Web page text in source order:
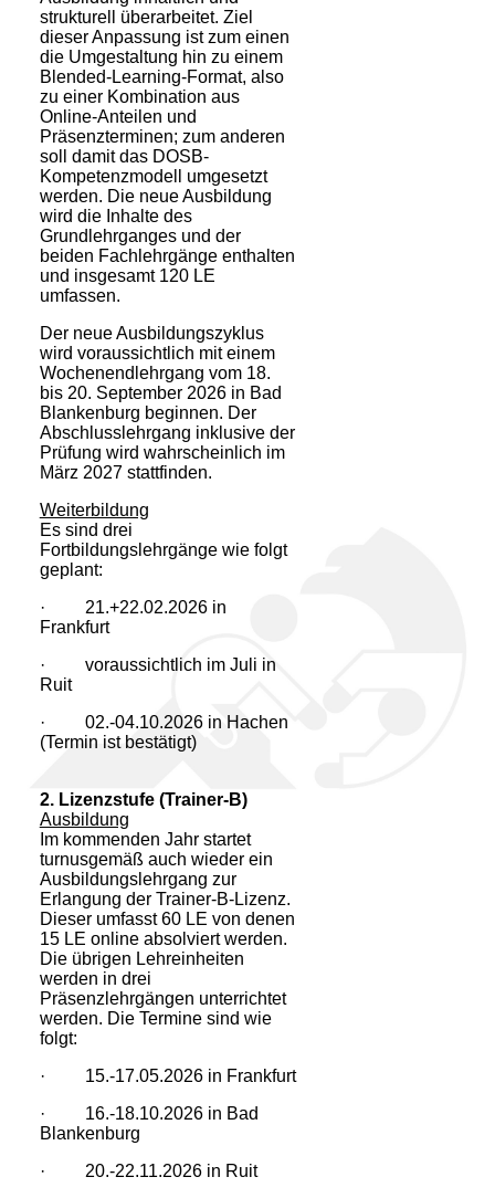
strukturell überarbeitet. Ziel
dieser Anpassung ist zum einen
die Umgestaltung hin zu einem
Blended-Learning-Format, also
zu einer Kombination aus
Online-Anteilen und
Präsenzterminen; zum anderen
soll damit das DOSB-
Kompetenzmodell umgesetzt
werden. Die neue Ausbildung
wird die Inhalte des
Grundlehrganges und der
beiden Fachlehrgänge enthalten
und insgesamt 120 LE
umfassen.
Der neue Ausbildungszyklus
wird voraussichtlich mit einem
Wochenendlehrgang vom 18.
bis 20. September 2026 in Bad
Blankenburg beginnen. Der
Abschlusslehrgang inklusive der
Prüfung wird wahrscheinlich im
März 2027 stattfinden.
Weiterbildung
Es sind drei
Fortbildungslehrgänge wie folgt
geplant:
· 21.+22.02.2026 in
Frankfurt
· voraussichtlich im Juli in
Ruit
· 02.-04.10.2026 in Hachen
(Termin ist bestätigt)
2. Lizenzstufe (Trainer-B)
Ausbildung
Im kommenden Jahr startet
turnusgemäß auch wieder ein
Ausbildungslehrgang zur
Erlangung der Trainer-B-Lizenz.
Dieser umfasst 60 LE von denen
15 LE online absolviert werden.
Die übrigen Lehreinheiten
werden in drei
Präsenzlehrgängen unterrichtet
werden. Die Termine sind wie
folgt:
· 15.-17.05.2026 in Frankfurt
· 16.-18.10.2026 in Bad
Blankenburg
· 20.-22.11.2026 in Ruit